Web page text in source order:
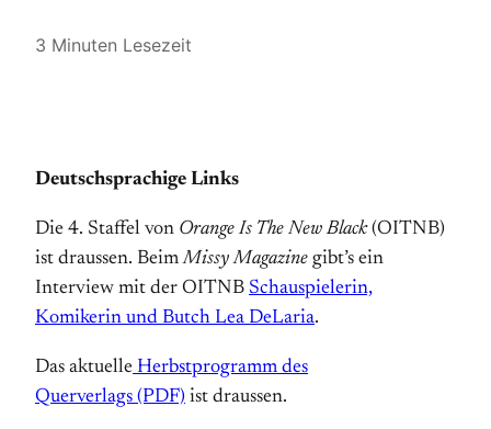
3 Minuten Lesezeit
Deutschsprachige Links
Die 4. Staffel von Orange Is The New Black(OITNB)
ist draussen. BeimMissy Magazine gibt’s ein
Interview mit der OITNB Schauspielerin,
Komikerin und Butch Lea DeLaria.
Das aktuelle Herbstprogramm des
Querverlags (PDF) ist draussen.